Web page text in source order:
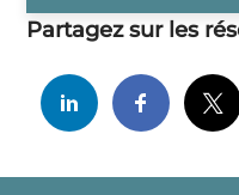
Partagez sur les